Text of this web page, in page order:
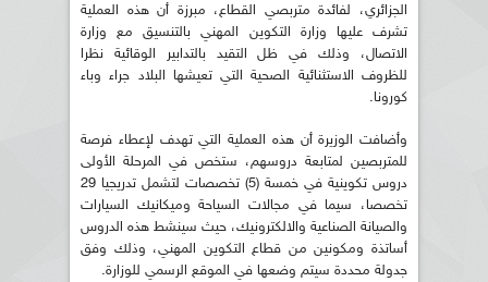
الجزائري، لفائدة متربصي القطاع، مبرزة أن هذه العملية
تشرف عليها وزارة التكوين المهني بالتنسيق مع وزارة
الاتصال، وذلك في ظل التقيد بالتدابير الوقائية نظرا
للظروف الاستثنائية الصحية التي تعيشها البلاد جراء وباء
كورونا.
وأضافت الوزيرة أن هذه العملية التي تهدف لإعطاء فرصة
للمتربصين لمتابعة دروسهم، ستخص في المرحلة الأولى
دروس تكوينية في خمسة (5) تخصصات لتشمل تدريجيا 29
تخصصا، سيما في مجالات السياحة وميكانيك السيارات
والصيانة الصناعية والالكترونيك، حيث سينشط هذه الدروس
أساتذة ومكونين من قطاع التكوين المهني، وذلك وفق
جدولة محددة سيتم وضعها في الموقع الرسمي للوزارة.